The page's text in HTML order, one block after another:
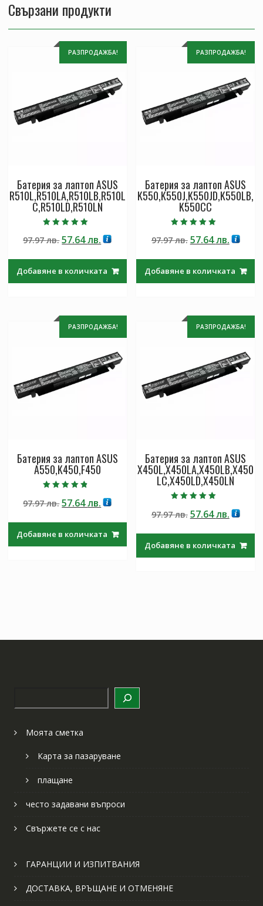
Свързани продукти
РАЗПРОДАЖБА!
Батерия за лаптоп ASUS
R510L,R510LA,R510LB,R510L
C,R510LD,R510LN
5.00
от 5
97.97лв.Original
97.97 лв..
57.64лв.Текущата
57.64 лв..
Добавяне в количката
РАЗПРОДАЖБА!
Батерия за лаптоп ASUS
K550,K550J,K550JD,K550LB,
K550CC
5.00
от 5
97.97лв. Original
97.97 лв..
57.64лв.
57.64
Добавяне в количката
РАЗПРОДАЖБА!
Батерия за лаптоп ASUS
A550,K450,F450
4.50
от 5
97.97лв.Original
97.97 лв..
57.64лв.Текущата
57.64 лв..
Добавяне в количката
РАЗПРОДАЖБА!
Батерия за лаптоп ASUS
X450L,X450LA,X450LB,X450
LC,X450LD,X450LN
5.00
от 5
97.97лв. Original
97.97 лв..
57.64лв.
57.64
Добавяне в количката
Моята сметка
Карта за пазаруване
плащане
често задавани въпроси
Свържете се с нас
ГАРАНЦИИ И ИЗПИТВАНИЯ
ДОСТАВКА, ВРЪЩАНЕ И ОТМЕНЯНЕ